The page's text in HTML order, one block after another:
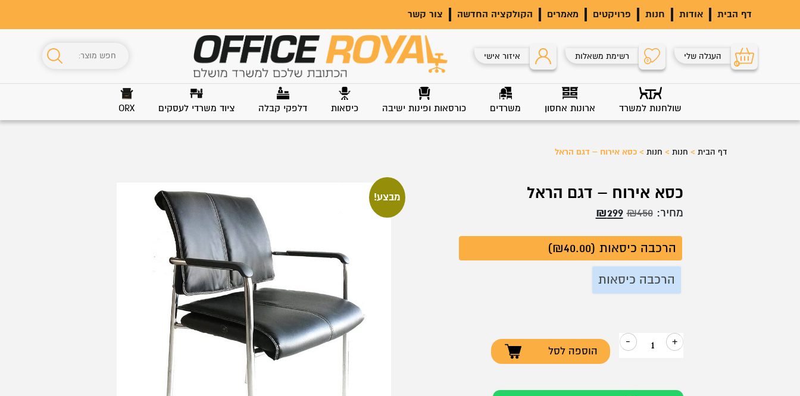
דף הבית אודות חנות פרויקטים מאמרים הקולקציה החדשה צור קשר
0
העגלה שלי 0 רשימת משאלות איזור אישי
שולחנות למשרד ארונות אחסון משרדים כורסאות ופינות ישיבה כיסאות דלפקי קבלה ציוד משרדי לעסקים ORX
דף הבית> חנות> חנות> כסא אירוח – דגם הראל
כסא אירוח – דגם הראל
מחיר: ₪450
המחיר
היה:
₪450.
₪299
הוא:
₪299.
הרכבה כיסאות (₪40.00)
הרכבה כיסאות
+
כמות
כסא
-
הוספה לסל
מבצע!